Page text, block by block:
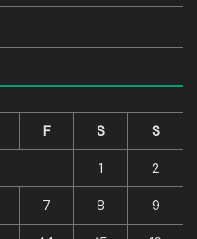
F S S
1 2
7 8 9